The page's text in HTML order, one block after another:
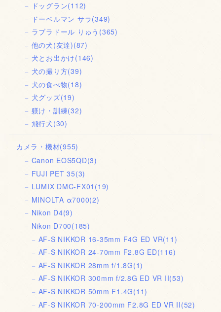
ドッグラン(112)
ドーベルマン サラ(349)
ラブラドール りゅう (365)
他の犬(友達)(87)
犬とお出かけ(146)
犬の撮り方(39)
犬の食べ物(18)
犬グッズ(19)
躾け・訓練(32)
飛行犬(30)
カメラ・機材(955)
Canon EOS5QD(3)
FUJI PET 35(3)
LUMIX DMC-FX01 (19)
MINOLTA α7000(2)
Nikon D4(9)
Nikon D700(185)
AF-S NIKKOR 16-35mm F4G ED VR(11)
AF-S NIKKOR 24-70mm F2.8G ED(116)
AF-S NIKKOR 28mm f/1.8G(1)
AF-S NIKKOR 300mm f/2.8G ED VR II(53)
AF-S NIKKOR 50mm F1.4G(11)
AF-S NIKKOR 70-200mm F2.8G ED VR II(52)